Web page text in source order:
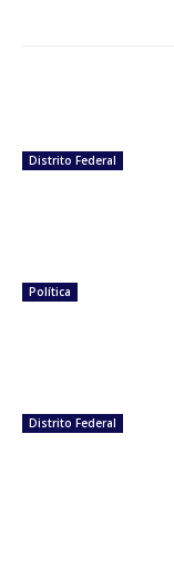
Distrito Federal
Política
Distrito Federal